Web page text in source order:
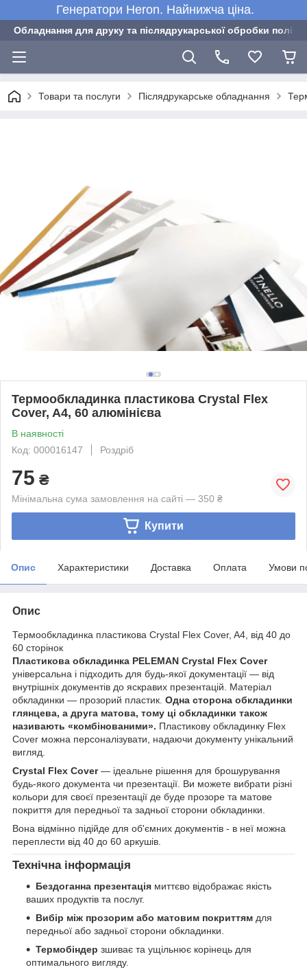
Генератори Heron. Найнижча ціна.
Обладнання для друку та післядрукарської обробки
Товари та послуги Післядрукарське обладнання
Термообкладинка пластикова Crystal Flex
Cover, A4, 60 алюмінієва
В наявності
Код: 000016147
Роздріб
75 ₴
Мінімальна сума замовлення на сайті — 350 ₴
Купити
Опис Характеристики Доставка Оплата Умови
Опис
Термообкладинка пластикова Crystal Flex Cover, A4, від 40 до
60 сторінок
Пластикова обкладинка PELEMAN Crystal Flex Cover
універсальна і підходить для будь-якої документації — від
внутрішніх документів до яскравих презентацій. Матеріал
обкладинки — прозорий пластик. Одна сторона обкладинки
глянцева, а друга матова, тому ці обкладинки також
називають «комбінованими». Пластикову обкладинку Flex
Cover можна персоналізувати, надаючи документу унікальний
вигляд.
Crystal Flex Cover— ідеальне рішення для брошурування
будь-якого документа чи презентації. Ви можете вибрати різні
кольори для своєї презентації де буде прозоре та матове
покриття для передньої та задньої сторони обкладинки.
Вона відмінно підійде для об'ємних документів - в неї можна
переплести від 40 до 60 аркушів.
Технічна інформація
Бездоганна презентація миттєво відображає якість
ваших продуктів та послуг.
Вибір між прозорим або матовим покриттям для
передньої або задньої сторони обкладинки.
Термобіндер зшиває та ущільнює корінець для
оптимального вигляду.